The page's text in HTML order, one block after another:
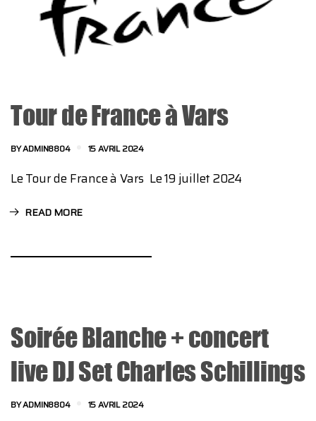
Tour de France à Vars
BYADMIN8804 15 AVRIL 2024
Le Tour de France à Vars Le 19 juillet 2024
READ MORE
Soirée Blanche + concert
live DJ Set Charles Schillings
BYADMIN8804 15 AVRIL 2024